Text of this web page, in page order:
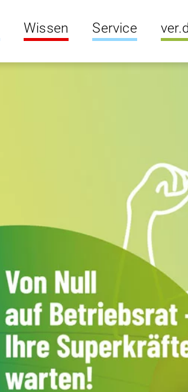
Wissen Service